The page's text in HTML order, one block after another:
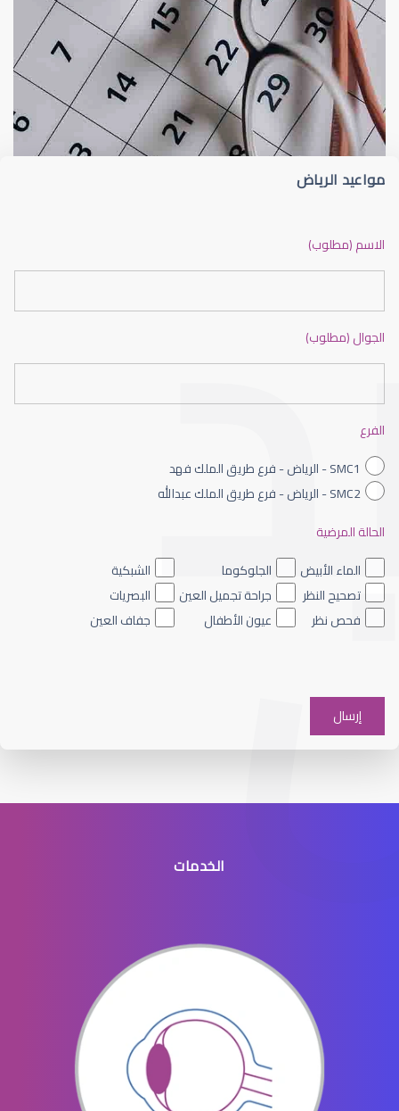
أسباب الماء الماء الأزرق
الماء الأزرق داخل العين
الماء الأزرق في العيون
الماء الازرق بالعين
مواعيد الرياض
الاسم (مطلوب)
الجوال (مطلوب)
الفرع
SMC1 - الرياض - فرع طريق الملك فهد
SMC2 - الرياض - فرع طريق الملك عبدالله
الحالة المرضية
الماء الأبيض
الجلوكوما
الشبكية
تصحيح النظر
جراحة تجميل العين
البصريات
فحص نظر
عيون الأطفال جفاف العين
الخدمات